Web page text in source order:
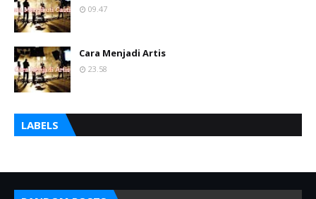
09.47
Cara Menjadi Artis
23.58
LABELS